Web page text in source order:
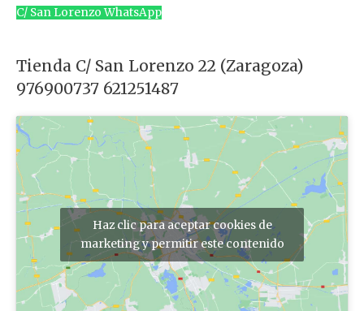
C/ San Lorenzo WhatsApp
Tienda C/ San Lorenzo 22 (Zaragoza)
976900737 621251487
Haz clic para aceptar cookies de
marketing y permitir este contenido